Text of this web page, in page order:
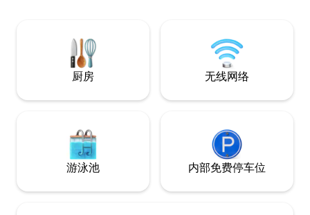
个宁静的自然景观。
厨房 无线网络
游泳池 内部免费停车位